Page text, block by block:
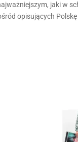
jaki w
opisujących